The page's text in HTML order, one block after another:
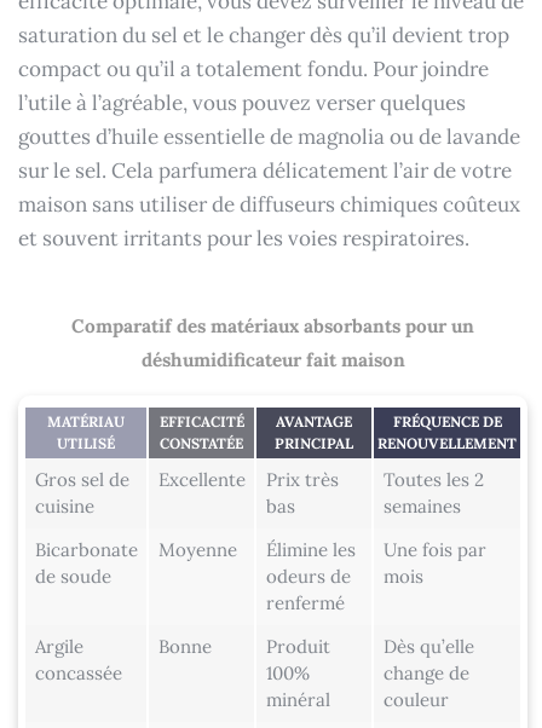
saturation du sel et le changer dès qu’il devient trop
compact ou qu’il a totalement fondu. Pour joindre
l’utile à l’agréable, vous pouvez verser quelques
gouttes d’huile essentielle de magnolia ou de lavande
sur le sel. Cela parfumera délicatement l’air de votre
maison sans utiliser de diffuseurs chimiques coûteux
et souvent irritants pour les voies respiratoires.
Comparatif des matériaux absorbants pour un
déshumidificateur fait maison
MATÉRIAU
UTILISÉ
EFFICACITÉ
CONSTATÉE
AVANTAGE
PRINCIPAL
FRÉQUENCE DE
RENOUVELLEMENT
Gros sel de
cuisine
Excellente
Prix très
bas
Toutes les 2
semaines
Bicarbonate
de soude
Moyenne
Élimine les
odeurs de
renfermé
Une fois par
mois
Argile
concassée
Bonne
Produit
100%
minéral
Dès qu’elle
change de
couleur